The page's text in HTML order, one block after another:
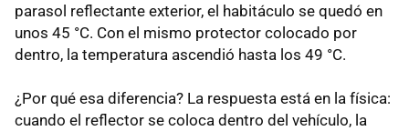
parasol reflectante exterior, el habitáculo se quedó en
unos 45 °C. Con el mismo protector colocado por
dentro, la temperatura ascendió hasta los 49 °C.
¿Por qué esa diferencia? La respuesta está en la física:
cuando el reflector se coloca dentro del vehículo, la